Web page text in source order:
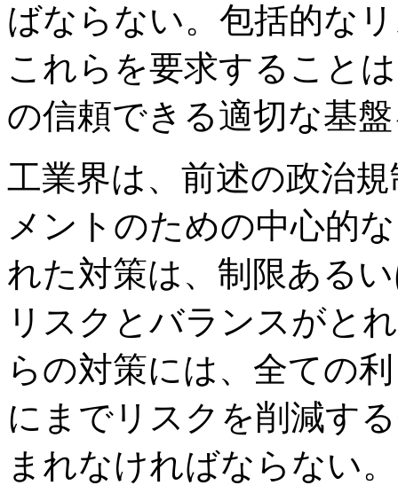
ばならない。包括的な
これらを要求すること
の信頼できる適切な基
工業界は、前述の政治
メントのための中心的
れた対策は、制限ある
リスクとバランスがと
らの対策には、全ての
にまでリスクを削減す
まれなければならない